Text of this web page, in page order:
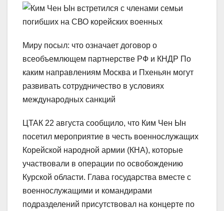
Миру посыл: что означает договор о
всеобъемлющем партнерстве РФ и КНДР По
каким направлениям Москва и Пхеньян могут
развивать сотрудничество в условиях
международных санкций
ЦТАК 22 августа сообщило, что Ким Чен Ын
посетил мероприятие в честь военнослужащих
Корейской народной армии (КНА), которые
участвовали в операции по освобождению
Курской области. Глава государства вместе с
военнослужащими и командирами
подразделений присутствовал на концерте по